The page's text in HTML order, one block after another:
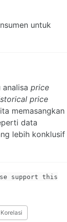
untuk
price
price
memasangkan
data
lebih konklusif
support this
Korelasi